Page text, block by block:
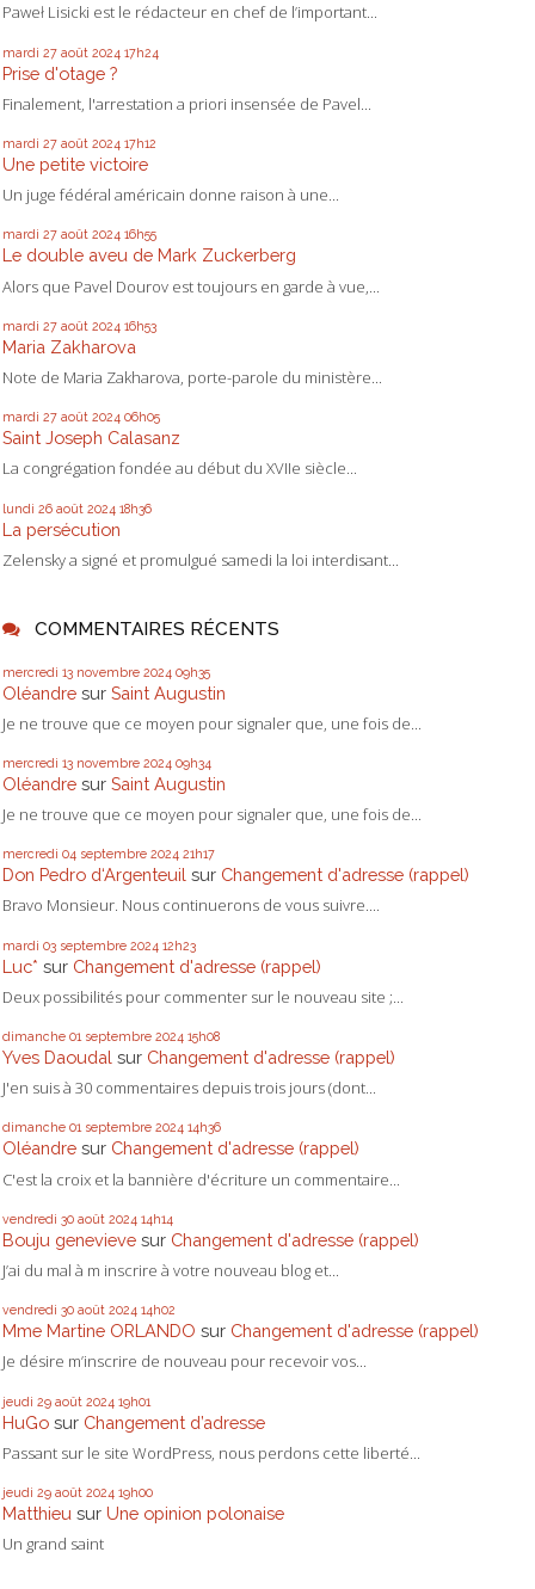
Paweł Lisicki est le rédacteur en chef de l’important...
mardi 27 août 2024 17h24
Prise d'otage ?
Finalement, l'arrestation a priori insensée de Pavel...
mardi 27 août 2024 17h12
Une petite victoire
Un juge fédéral américain donne raison à une...
mardi 27 août 2024 16h55
Le double aveu de Mark Zuckerberg
Alors que Pavel Dourov est toujours en garde à vue,...
mardi 27 août 2024 16h53
Maria Zakharova
Note de Maria Zakharova, porte-parole du ministère...
mardi 27 août 2024 06h05
Saint Joseph Calasanz
La congrégation fondée au début du XVIIe siècle...
lundi 26 août 2024 18h36
La persécution
Zelensky a signé et promulgué samedi la loi interdisant...
COMMENTAIRES RÉCENTS
mercredi 13 novembre 2024 09h35
Oléandre sur Saint Augustin
Je ne trouve que ce moyen pour signaler que, une fois de...
mercredi 13 novembre 2024 09h34
Oléandre sur Saint Augustin
Je ne trouve que ce moyen pour signaler que, une fois de...
mercredi 04 septembre 2024 21h17
Don Pedro d‘Argenteuil sur Changement d'adresse (rappel)
Bravo Monsieur. Nous continuerons de vous suivre....
mardi 03 septembre 2024 12h23
Luc* sur Changement d'adresse (rappel)
Deux possibilités pour commenter sur le nouveau site ;...
dimanche 01 septembre 2024 15h08
Yves Daoudal sur Changement d'adresse (rappel)
J'en suis à 30 commentaires depuis trois jours (dont...
dimanche 01 septembre 2024 14h36
Oléandre sur Changement d'adresse (rappel)
C'est la croix et la bannière d'écriture un commentaire...
vendredi 30 août 2024 14h14
Bouju genevieve sur Changement d'adresse (rappel)
J’ai du mal à m inscrire à votre nouveau blog et...
vendredi 30 août 2024 14h02
Mme Martine ORLANDO sur Changement d'adresse (rappel)
Je désire m’inscrire de nouveau pour recevoir vos...
jeudi 29 août 2024 19h01
HuGo sur Changement d’adresse
Passant sur le site WordPress, nous perdons cette liberté...
jeudi 29 août 2024 19h00
Matthieu sur Une opinion polonaise
Un grand saint